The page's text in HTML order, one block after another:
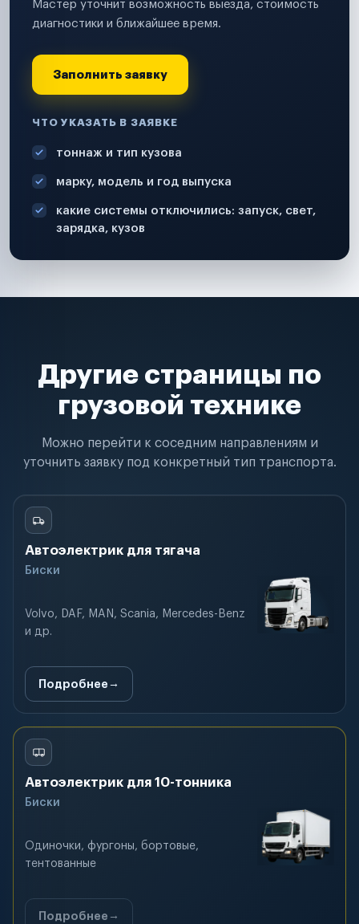
Мастер уточнит возможность выезда, стоимость
диагностики и ближайшее время.
Заполнить заявку
ЧТО УКАЗАТЬ В ЗАЯВКЕ
тоннаж и тип кузова
марку, модель и год выпуска
какие системы отключились: запуск, свет,
зарядка, кузов
Другие страницы по
грузовой технике
Можно перейти к соседним направлениям и
уточнить заявку под конкретный тип транспорта.
Автоэлектрик для тягача
Биски
Volvo, DAF, MAN, Scania, Mercedes-Benz
и др.
Подробнее
Автоэлектрик для 10-тонника
Биски
Одиночки, фургоны, бортовые,
тентованные
Подробнее